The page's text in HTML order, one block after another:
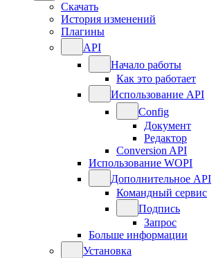
Скачать
История изменений
Плагины
API
Начало работы
Как это работает
Использование API
Config
Документ
Редактор
Conversion API
Использование WOPI
Дополнительное API
Командный сервис
Подпись
Запрос
Больше информации
Установка